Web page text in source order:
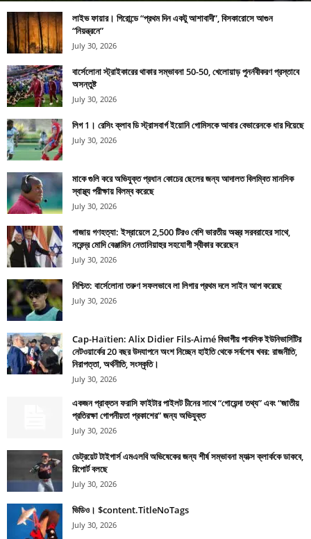
লাইভ ফায়ার। গিরোন্ডে “প্রথম দিন একটু আশাবাদী”, বিসকারোসে আগুন
“নিয়ন্ত্রনে”
July 30, 2026
বার্সেলোনা স্ট্রাইকারের থাকার সম্ভাবনা 50-50, খেলোয়াড় পুনর্নবীকরণ প্রস্তাবে
অসন্তুষ্ট
July 30, 2026
লিগ 1। রেসিং ক্লাব ডি স্ট্রাসবার্গ ইয়োনি গোমিসকে আবার বেভারেনকে ধার দিয়েছে
July 30, 2026
মাকে গুলি করে অভিযুক্ত প্রধান কোচের ছেলের জন্য আদালত বিলম্বিত মানসিক
স্বাস্থ্য পরীক্ষায় বিলম্ব করেছে
July 30, 2026
গাজায় গণহত্যা: ইস্রায়েলে 2,500 টিরও বেশি ভারতীয় অস্ত্র সরবরাহের সাথে,
নরেন্দ্র মোদি বেঞ্জামিন নেতানিয়াহুর সহযোগী স্বীকার করেছেন
July 30, 2026
নিশ্চিত: বার্সেলোনা তরুণ সফলভাবে লা লিগার প্রথম দলে সাইন আপ করেছে
July 30, 2026
Cap-Haïtien: Alix Didier Fils-Aimé বিভাগীয় পাবলিক ইউনিভার্সিটির
নেটওয়ার্কের 20 বছর উদযাপনে অংশ নিচ্ছেন হাইতি থেকে সর্বশেষ খবর: রাজনীতি,
নিরাপত্তা, অর্থনীতি, সংস্কৃতি।
July 30, 2026
একজন প্রাক্তন ফরাসি ফাইটার পাইলট চীনের সাথে “গোয়েন্দা তথ্য” এবং “জাতীয়
প্রতিরক্ষা গোপনীয়তা প্রকাশের” জন্য অভিযুক্ত
July 30, 2026
ডেট্রয়েট টাইগার্স এমএলবি অভিষেকের জন্য শীর্ষ সম্ভাবনা ম্যাক্স ক্লার্ককে ডাকবে,
রিপোর্ট বলছে
July 30, 2026
ভিডিও। $content.TitleNoTags
July 30, 2026